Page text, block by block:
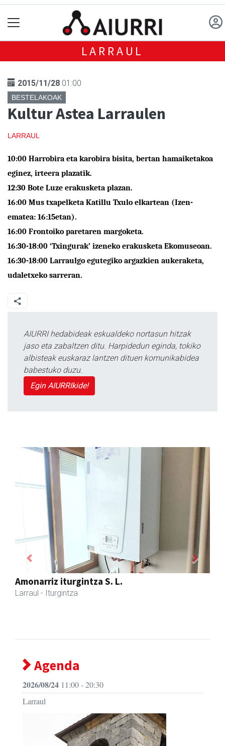
LARRAUL
2015/11/28 01:00
BESTELAKOAK
Kultur Astea Larraulen
LARRAUL
10:00 Harrobira eta karobira bisita, bertan hamaiketakoa
eginez, irteera plazatik.
12:30 Bote Luze erakusketa plazan.
16:00 Mus txapelketa Katillu Txulo elkartean (Izen-
ematea: 16:15etan).
16:00 Frontoiko paretaren margoketa.
16:30-18:00 ‘Txingurak’ izeneko erakusketa Ekomuseoan.
16:30-18:00 Larraulgo egutegiko argazkien aukeraketa,
udaletxeko sarreran.
AIURRI hedabideak eskualdeko nortasun hitzak
jaso eta zabaltzen ditu. Harpidedun eginda, tokiko
albisteak euskaraz lantzen dituen komunikabidea
babestuko duzu.
Egin AIURRIkide!
Larraulgo herri ostatua
Larraul
Previous Next
Agenda
2026/08/24 11:00 - 20:30
Larraul